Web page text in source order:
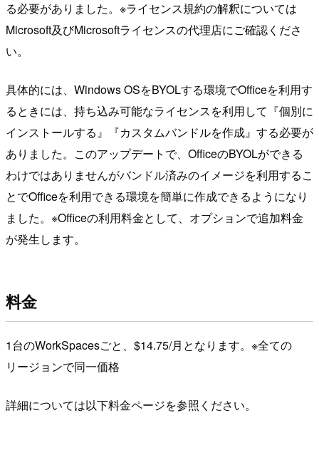
る必要がありました。※ライセンス規約の解釈については
Microsoft及びMicrosoftライセンスの代理店にご確認くださ
い。
具体的には、Windows OSをBYOLする環境でOfficeを利用す
るときには、持ち込み可能なライセンスを利用して『個別に
インストールする』『カスタムバンドルを作成』する必要が
ありました。このアップデートで、OfficeのBYOLができる
わけではありませんがバンドル済みのイメージを利用するこ
とでOfficeを利用できる環境を簡単に作成できるようになり
ました。※Officeの利用料金として、オプションで追加料金
が発生します。
料金
1台のWorkSpacesごと、$14.75/月となります。※全ての
リージョンで同一価格
詳細については以下料金ページを参照ください。